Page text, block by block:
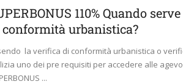
110% Quando
urbanistica?
la verifica di conformità urbanistica o
uno dei pre requisiti per accedere alle
...